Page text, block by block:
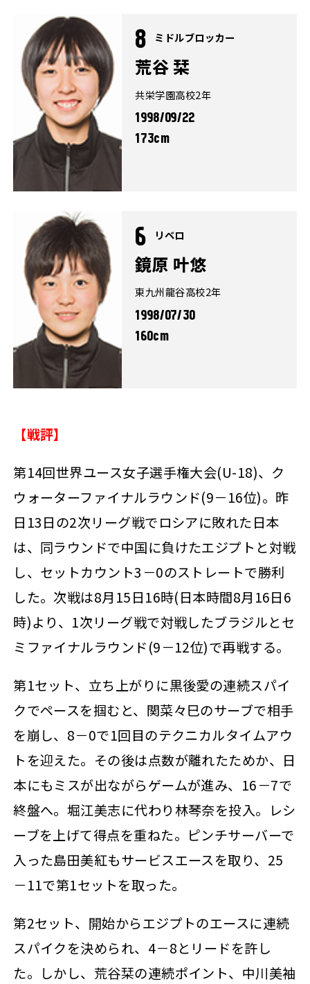
8 ミドルブロッカー
荒谷 栞
共栄学園高校2年
1998/09/22
173cm
6 リベロ
鏡原 叶悠
東九州龍谷高校2年
1998/07/30
160cm
【戦評】
第14回世界ユース女子選手権大会(U-18)、ク
ウォーターファイナルラウンド(9－16位)。昨
日13日の2次リーグ戦でロシアに敗れた日本
は、同ラウンドで中国に負けたエジプトと対戦
し、セットカウント3－0のストレートで勝利
した。次戦は8月15日16時(日本時間8月16日6
時)より、1次リーグ戦で対戦したブラジルとセ
ミファイナルラウンド(9－12位)で再戦する。
第1セット、立ち上がりに黒後愛の連続スパイ
クでペースを掴むと、関菜々巳のサーブで相手
を崩し、8－0で1回目のテクニカルタイムアウ
トを迎えた。その後は点数が離れたためか、日
本にもミスが出ながらゲームが進み、16－7で
終盤へ。堀江美志に代わり林琴奈を投入。レシ
ーブを上げて得点を重ねた。ピンチサーバーで
入った島田美紅もサービスエースを取り、25
－11で第1セットを取った。
第2セット、開始からエジプトのエースに連続
スパイクを決められ、4－8とリードを許し
た。しかし、荒谷栞の連続ポイント、中川美袖